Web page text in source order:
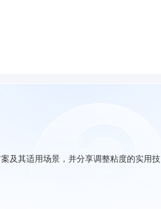
及其适用场景，并分享调整粘度的实用技